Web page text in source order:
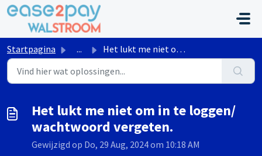
Doorgaan naar hoofdinhoud
Startpagina ... Het lukt me niet om in te loggen/ wachtwoord vergeten.
Het lukt me niet om in te loggen/
wachtwoord vergeten.
Gewijzigd op Do, 29 Aug, 2024 om 10:18 AM